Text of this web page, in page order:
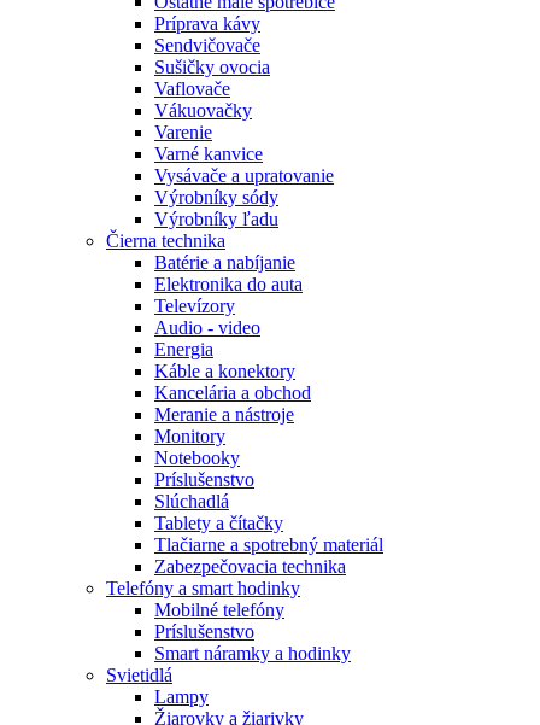
Príprava kávy
Sendvičovače
Sušičky ovocia
Vaflovače
Vákuovačky
Varenie
Varné kanvice
Vysávače a upratovanie
Výrobníky sódy
Výrobníky ľadu
Čierna technika
Batérie a nabíjanie
Elektronika do auta
Televízory
Audio - video
Energia
Káble a konektory
Kancelária a obchod
Meranie a nástroje
Monitory
Notebooky
Príslušenstvo
Slúchadlá
Tablety a čítačky
Tlačiarne a spotrebný materiál
Zabezpečovacia technika
Telefóny a smart hodinky
Mobilné telefóny
Príslušenstvo
Smart náramky a hodinky
Svietidlá
Lampy
Žiarovky a žiarivky